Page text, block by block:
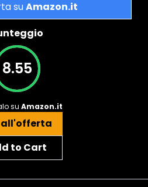
suAmazon.it
8.55
su Amazon.it
all'offerta
to Cart